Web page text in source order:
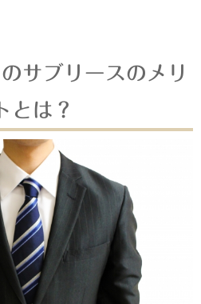
サブリースのメリ
とは？